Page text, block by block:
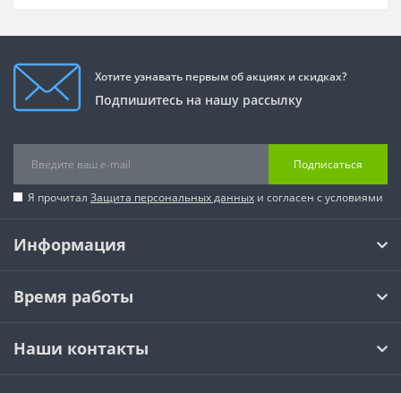
Хотите узнавать первым об акциях и скидках?
Подпишитесь на нашу рассылку
Подписаться
Я прочитал Защита персональных данных и согласен с условиями
Информация
Время работы
Наши контакты